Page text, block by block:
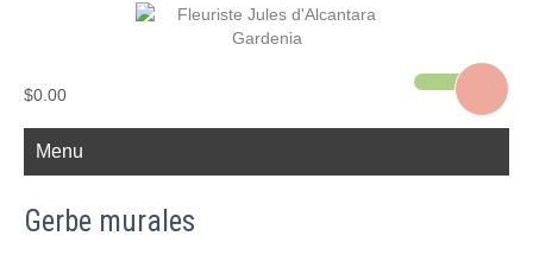
$0.00
Menu
Gerbe murales